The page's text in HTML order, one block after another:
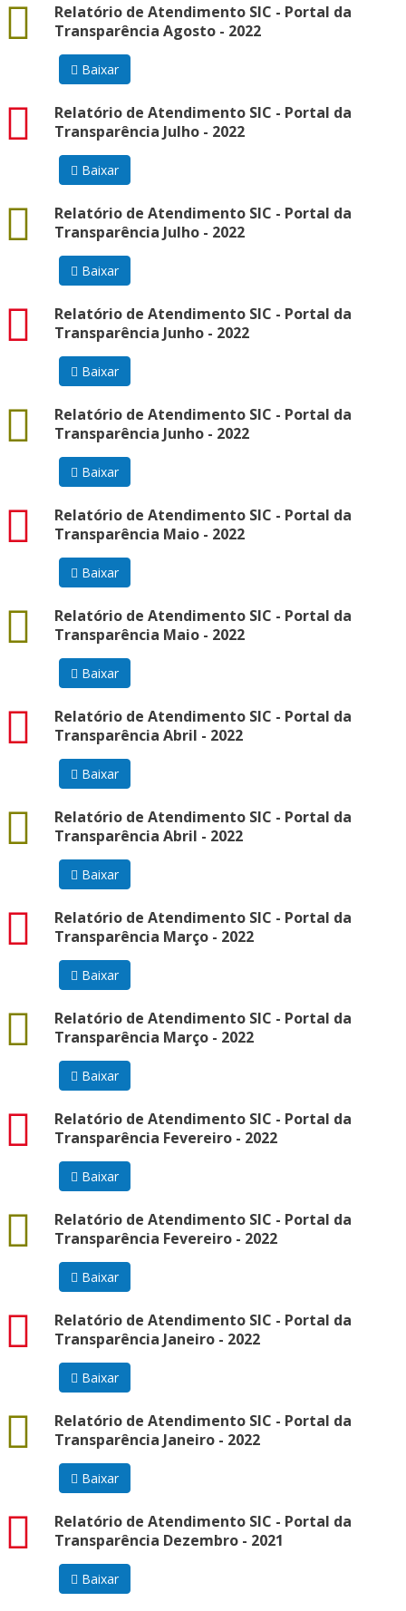
Relatório de Atendimento SIC - Portal da
Transparência Agosto - 2022
docx
Baixar
Relatório de Atendimento SIC - Portal da
Transparência Julho - 2022
pdf
Baixar
Relatório de Atendimento SIC - Portal da
Transparência Julho - 2022
docx
Baixar
Relatório de Atendimento SIC - Portal da
Transparência Junho - 2022
pdf
Baixar
Relatório de Atendimento SIC - Portal da
Transparência Junho - 2022
docx
Baixar
Relatório de Atendimento SIC - Portal da
Transparência Maio - 2022
pdf
Baixar
Relatório de Atendimento SIC - Portal da
Transparência Maio - 2022
docx
Baixar
Relatório de Atendimento SIC - Portal da
Transparência Abril - 2022
pdf
Baixar
Relatório de Atendimento SIC - Portal da
Transparência Abril - 2022
docx
Baixar
Relatório de Atendimento SIC - Portal da
Transparência Março - 2022
pdf
Baixar
Relatório de Atendimento SIC - Portal da
Transparência Março - 2022
docx
Baixar
Relatório de Atendimento SIC - Portal da
Transparência Fevereiro - 2022
pdf
Baixar
Relatório de Atendimento SIC - Portal da
Transparência Fevereiro - 2022
docx
Baixar
Relatório de Atendimento SIC - Portal da
Transparência Janeiro - 2022
pdf
Baixar
Relatório de Atendimento SIC - Portal da
Transparência Janeiro - 2022
docx
Baixar
Relatório de Atendimento SIC - Portal da
Transparência Dezembro - 2021
pdf
Baixar